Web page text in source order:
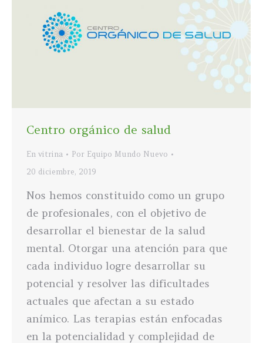
Centro orgánico de salud
En vitrina Por Equipo Mundo Nuevo
20 diciembre, 2019
Nos hemos constituido como un grupo
de profesionales, con el objetivo de
desarrollar el bienestar de la salud
mental. Otorgar una atención para que
cada individuo logre desarrollar su
potencial y resolver las dificultades
actuales que afectan a su estado
anímico. Las terapias están enfocadas
en la potencialidad y complejidad de